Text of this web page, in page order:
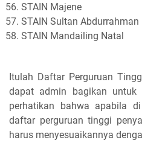
STAIN Majene
STAIN Sultan Abdurrahman
STAIN Mandailing Natal
Itulah Daftar Perguruan
dapat admin bagikan untuk
perhatikan bahwa apabila
daftar perguruan tinggi
harus menyesuaikannya